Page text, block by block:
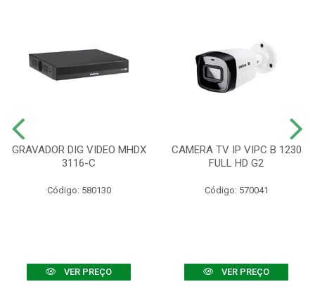
GRAVADOR DIG VIDEO MHDX
3116-C
Código: 580130
VER PREÇO
CAMERA TV IP VIPC B 1230
FULL HD G2
Código: 570041
VER PREÇO